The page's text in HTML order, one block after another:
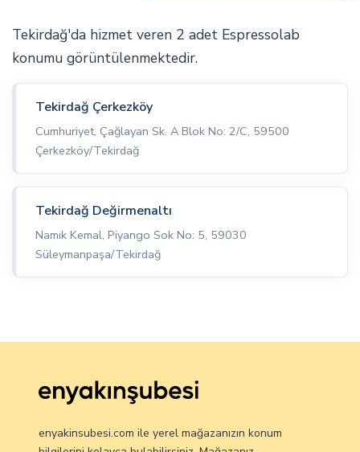
Tekirdağ'da hizmet veren 2 adet Espressolab
konumu görüntülenmektedir.
Tekirdağ Çerkezköy
Cumhuriyet, Çağlayan Sk. A Blok No: 2/C, 59500
Çerkezköy/Tekirdağ
Tekirdağ Değirmenaltı
Namık Kemal, Piyango Sok No: 5, 59030
Süleymanpaşa/Tekirdağ
enyakinsubesi.com ile yerel mağazanızın konum